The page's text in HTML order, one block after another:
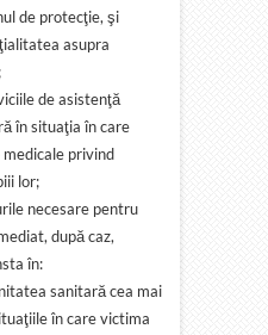
de protecţie, şi
asupra
de asistenţă
în situaţia în care
privind
lor;
necesare pentru
după caz,
în:
sanitară cea mai
în care victima